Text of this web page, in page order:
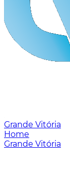
Grande Vitória
Home
Grande Vitória